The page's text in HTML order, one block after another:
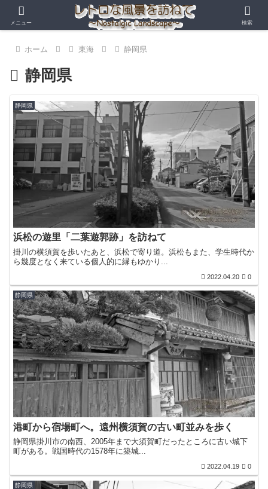
ホーム 東海 静岡県
静岡県
静岡県
浜松の遊里「二葉遊郭跡」を訪ねて
掛川の横須賀を歩いたあと、浜松で寄り道。浜松もまた、学生時代か
ら幾度となく来ている個人的に縁もゆかり...
2022.04.20 0
静岡県
港町から宿場町へ。遠州横須賀の古い町並みを歩く
静岡県掛川市の南西、2005年まで大須賀町だったところに古い城下
町がある。戦国時代の1578年に築城...
2022.04.19 0
静岡県
メニュー 検索